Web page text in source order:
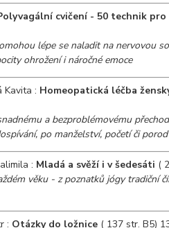
cvičení - 50 technik
lépe se naladit na nervovou
ohrožení i náročné emoce
Kavita : Homeopatická léčba
a bezproblémovému
po manželství, početí či porod
: Mladá a svěží i v šedesáti (
věku - z poznatků jógy tradiční
: Otázky do ložnice ( 137 str. B5)